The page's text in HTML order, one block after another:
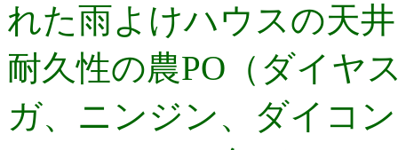
れた雨よけハウスの天
耐久性の農PO（ダイヤ
ガ、ニンジン、ダイコ